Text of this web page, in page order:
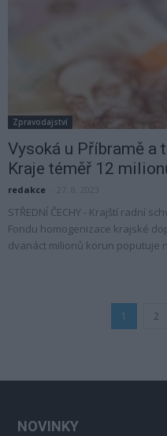
Zpravodajství
Vysoká u Příbramě a
Kraje téměř 12
redakce
STŘEDNÍ ČECHY - Krajští radní
Fondu homogenizace krajské
dvanáct milionů korun poputuje
1 2
NOVINKY